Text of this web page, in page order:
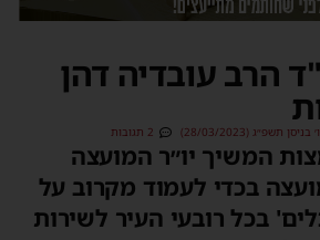
הרב עובדיה דהן
ו׳ בניסן תשפ״ג (28/03/2023) 2 תגובות
המשיך יו״ר המועצה
בכדי לעמוד מקרוב על
בכל רובעי העיר לשירות